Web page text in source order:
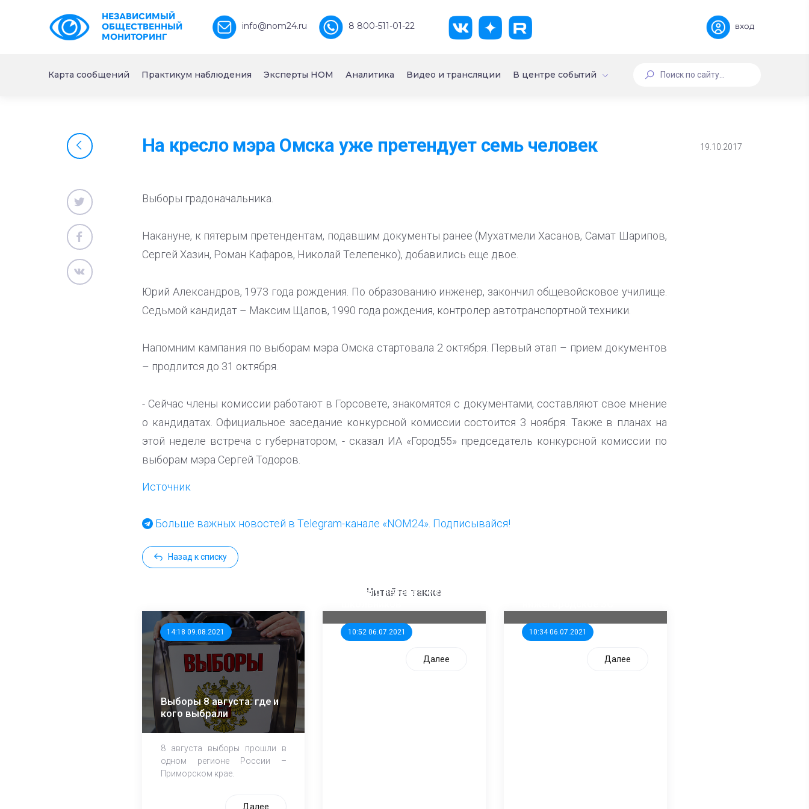
НЕЗАВИСИМЫЙ
ОБЩЕСТВЕННЫЙ
МОНИТОРИНГ
info@nom24.ru 8 800-511-01-22 вход
Карта сообщений Практикум наблюдения Эксперты НОМ Аналитика Видео и трансляции В центре событий
На кресло мэра Омска уже претендует семь человек 19.10.2017
Выборы градоначальника.
Накануне, к пятерым претендентам, подавшим документы ранее (Мухатмели Хасанов, Самат Шарипов,
Сергей Хазин, Роман Кафаров, Николай Телепенко), добавились еще двое.
Юрий Александров, 1973 года рождения. По образованию инженер, закончил общевойсковое училище.
Седьмой кандидат – Максим Щапов, 1990 года рождения, контролер автотранспортной техники.
Напомним кампания по выборам мэра Омска стартовала 2 октября. Первый этап – прием документов
– продлится до 31 октября.
- Сейчас члены комиссии работают в Горсовете, знакомятся с документами, составляют свое мнение
о кандидатах. Официальное заседание конкурсной комиссии состоится 3 ноября. Также в планах на
этой неделе встреча с губернатором, - сказал ИА «Город55» председатель конкурсной комиссии по
выборам мэра Сергей Тодоров.
Источник
Больше важных новостей в Telegram-канале «NOM24». Подписывайся!
Назад к списку
Читайте также
14:18 09.08.2021
Выборы 8 августа: где и
кого выбрали
8 августа выборы прошли в
одном регионе России –
Приморском крае.
Далее
10:52 06.07.2021
единого перевозчика для
Далее
10:34 06.07.2021
Далее